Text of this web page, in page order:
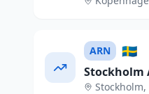
ARN 🇸🇪
Stockholm
Stockholm,